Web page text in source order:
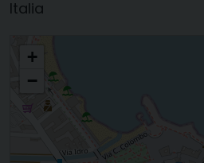
Italia
+
−